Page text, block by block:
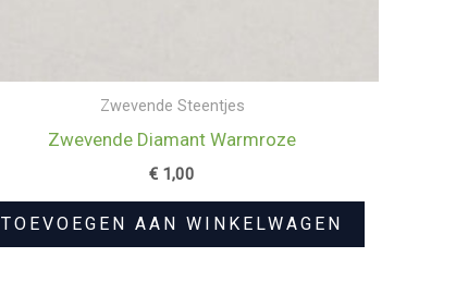
Zwevende Steentjes
Zwevende Diamant Warmroze
€ 1,00
TOEVOEGEN AAN WINKELWAGEN